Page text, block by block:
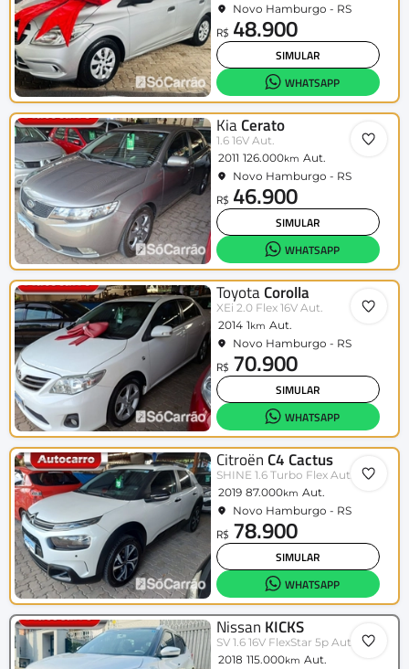
Novo Hamburgo - RS
R$ 48.900
SIMULAR
WHATSAPP
Kia Cerato
1.6 16V Aut.
2011 126.000km Aut.
Novo Hamburgo - RS
R$ 46.900
SIMULAR
WHATSAPP
Toyota Corolla
XEi 2.0 Flex 16V Aut.
2014 1km Aut.
Novo Hamburgo - RS
R$ 70.900
SIMULAR
WHATSAPP
Citroën C4 Cactus
SHINE 1.6 Turbo Flex Aut.
2019 87.000km Aut.
Novo Hamburgo - RS
R$ 78.900
SIMULAR
WHATSAPP
Nissan KICKS
SV 1.6 16V FlexStar 5p Aut.
2018 115.000km Aut.